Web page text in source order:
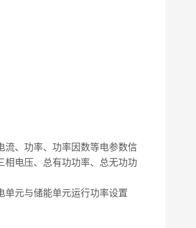
、功率、功率因数等电参数信
相电压、总有功功率、总无功功
元与储能单元运行功率设置